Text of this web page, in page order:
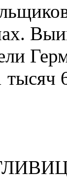
тысяч